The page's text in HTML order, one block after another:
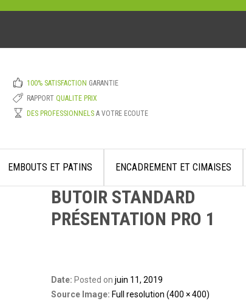
100% SATISFACTION GARANTIE
RAPPORT QUALITE PRIX
DES PROFESSIONNELSA VOTRE ECOUTE
EMBOUTS ET PATINS ENCADREMENT ET CIMAISES
BUTOIR STANDARD
PRÉSENTATION PRO 1
Date: Posted on juin 11, 2019
Source Image: Full resolution (400 × 400)